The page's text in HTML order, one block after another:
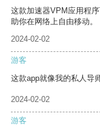
这款加速器VPM应用程
助你在网络上自由移动。
2024-02-02
游客
这款app就像我的私人导
2024-02-02
游客